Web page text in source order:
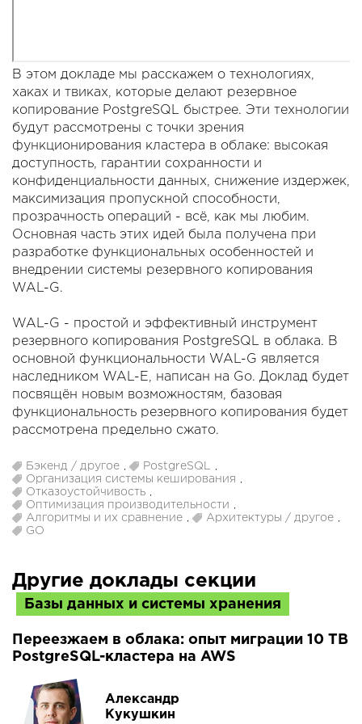
В этом докладе мы расскажем о технологиях,
хаках и твиках, которые делают резервное
копирование PostgreSQL быстрее. Эти технологии
будут рассмотрены с точки зрения
функционирования кластера в облаке: высокая
доступность, гарантии сохранности и
конфиденциальности данных, снижение издержек,
максимизация пропускной способности,
прозрачность операций - всё, как мы любим.
Основная часть этих идей была получена при
разработке функциональных особенностей и
внедрении системы резервного копирования
WAL-G.
WAL-G - простой и эффективный инструмент
резервного копирования PostgreSQL в облака. В
основной функциональности WAL-G является
наследником WAL-E, написан на Go. Доклад будет
посвящён новым возможностям, базовая
функциональность резервного копирования будет
рассмотрена предельно сжато.
Бэкенд / другое PostgreSQL
Организация системы кеширования
Отказоустойчивость
Оптимизация производительности
Алгоритмы и их сравнение
Архитектуры / другое
GO
Другие доклады секции
Базы данных и системы хранения
Переезжаем в облака: опыт миграции 10 TB
PostgreSQL-кластера на AWS
Александр
Кукушкин